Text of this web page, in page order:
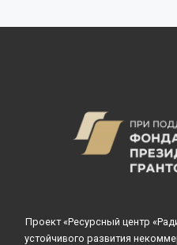
Проект «Ресурсный центр
устойчивого развития